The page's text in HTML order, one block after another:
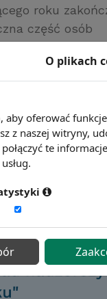
roku
część osób
stan
akceptacji
niezdolność
O plikach
oferować funkcje
z naszej witryny,
te